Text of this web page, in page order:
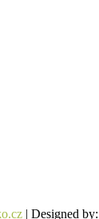
| Designed by: